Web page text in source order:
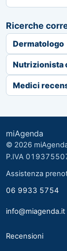
Ricerche
Dermatologo
Nutrizionista
Medici
miAgenda
© 2026
P.IVA
Assistenza
06 9933 5754
info@miagenda.it
Recensioni